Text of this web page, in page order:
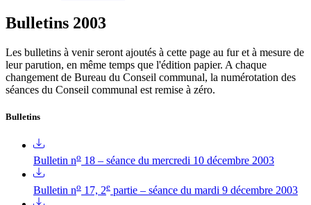
Bulletins 2003
Les bulletins à venir seront ajoutés à cette page au fur et à mesure de
leur parution, en même temps que l'édition papier. A chaque
changement de Bureau du Conseil communal, la numérotation des
séances du Conseil communal est remise à zéro.
Bulletins
Bulletin no 18 – séance du mercredi 10 décembre 2003
Bulletin no 17, 2e partie – séance du mardi 9 décembre 2003